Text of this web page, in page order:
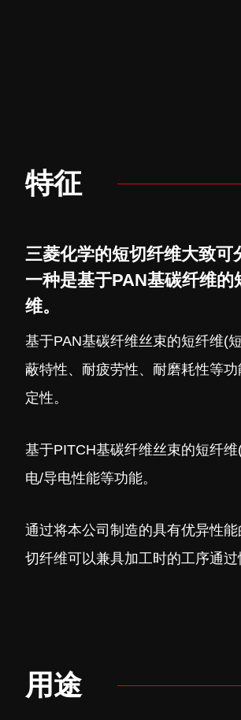
特征
三菱化学的短切纤维大致可
一种是基于PAN基碳纤维
维。
基于PAN基碳纤维丝束的短纤维(
蔽特性、耐疲劳性、耐磨耗性等
定性。
基于PITCH基碳纤维丝束的短纤
电/导电性能等功能。
通过将本公司制造的具有优异性
切纤维可以兼具加工时的工序通
用途